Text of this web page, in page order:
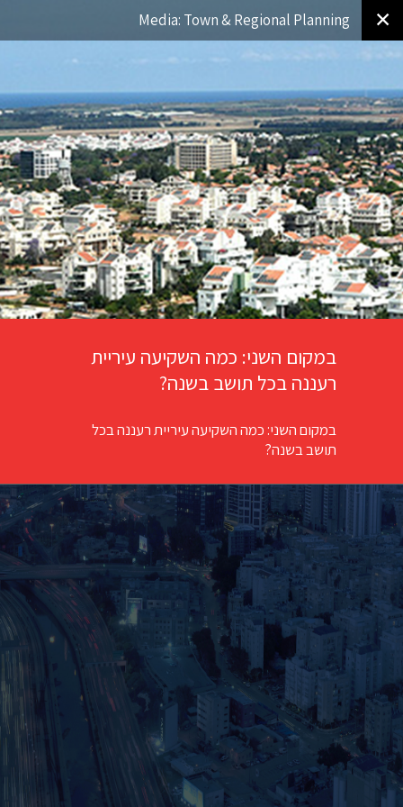
✕
Media: Town & Regional Planning
במקום השני: כמה השקיעה עיריית
רעננה בכל תושב בשנה?
במקום השני: כמה השקיעה עיריית רעננה בכל
תושב בשנה?